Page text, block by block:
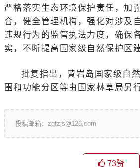
严格落实生态环境保护责任，加
合，健全管理机构，强化对涉及
违规行为的监管执法力度，确保
实，不断提高国家级自然保护区
批复指出，黄岩岛国家级自
围和功能分区等由国家林草局另
投稿邮箱：zgfzjs@126.com
73赞